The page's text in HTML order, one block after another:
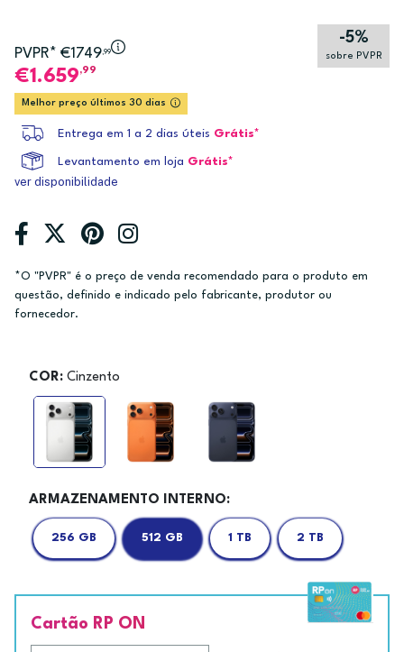
PVPR* €1749,99
-5%
sobre PVPR
1.659,99
Melhor preço últimos 30 dias
Entrega em 1 a 2 dias úteis Grátis*
Levantamento em loja Grátis*
ver disponibilidade
*O "PVPR" é o preço de venda recomendado para o produto em
questão, definido e indicado pelo fabricante, produtor ou
fornecedor.
COR: Cinzento
ARMAZENAMENTO INTERNO:
256 GB 512 GB 1 TB 2 TB
Cartão RP ON